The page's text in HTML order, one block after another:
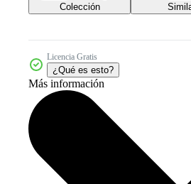
Colección
Licencia Gratis
¿Qué es esto?
Más información